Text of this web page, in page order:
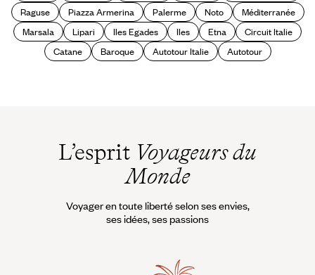
Raguse
Piazza Armerina Palerme Noto
Méditerranée
Marsala
Lipari Iles Egades Iles Etna
Circuit Italie
Catane
Baroque Autotour Italie Autotour
L’esprit Voyageurs du
Monde
Voyager en toute liberté selon ses envies,
ses idées, ses passions